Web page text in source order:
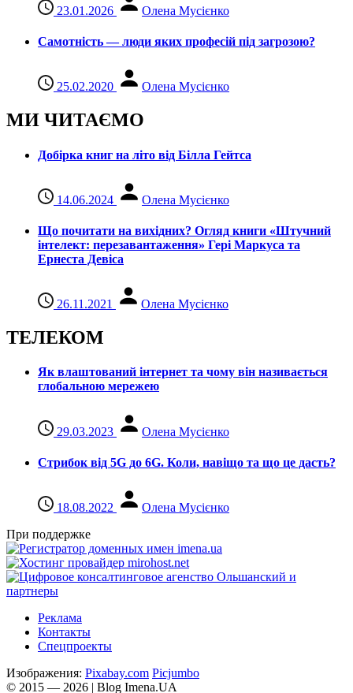
23.01.2026 Олена Мусієнко
Самотність — люди яких професій під загрозою?
25.02.2020 Олена Мусієнко
МИ ЧИТАЄМО
Добірка книг на літо від Білла Гейтса
14.06.2024 Олена Мусієнко
Що почитати на вихідних? Огляд книги «Штучний
інтелект: перезавантаження» Гері Маркуса та
Ернеста Девіса
26.11.2021 Олена Мусієнко
ТЕЛЕКОМ
Як влаштований інтернет та чому він називається
глобальною мережею
29.03.2023 Олена Мусієнко
Стрибок від 5G до 6G. Коли, навіщо та що це даcть?
18.08.2022
Олена Мусієнко
При поддержке
Реклама
Контакты
Спецпроекты
Изображения: Pixabay.com Picjumbo
© 2015 — 2026 | Blog Imena.UA